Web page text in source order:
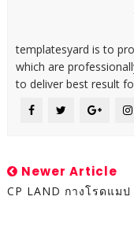
templatesyard is to
which are
to deliver best result
Newer Article
CP LAND กางโรดแม